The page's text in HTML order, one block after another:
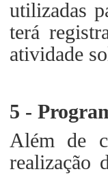
utilizadas
terá
atividade
5 -
Além de
realização